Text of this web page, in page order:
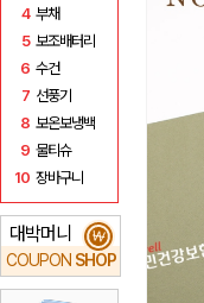
4 부채
5 보조배터리
6 수건
7 선풍기
8 보온보냉백
9 물티슈
10 장바구니
대박머니
COUPON SHOP
₩